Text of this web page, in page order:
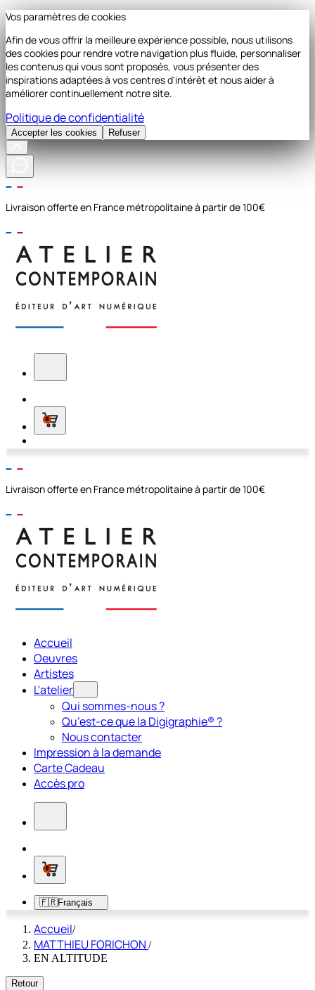
Vos paramètres de cookies
Afin de vous offrir la meilleure expérience possible, nous utilisons
des cookies pour rendre votre navigation plus fluide, personnaliser
les contenus qui vous sont proposés, vous présenter des
inspirations adaptées à vos centres d'intérêt et nous aider à
améliorer continuellement notre site.
Politique de confidentialité
Accepter les cookies Refuser
Livraison offerte en France métropolitaine à partir de 100€
0
Livraison offerte en France métropolitaine à partir de 100€
Accueil
Oeuvres
Artistes
L'atelier
Qui sommes-nous ?
Qu’est-ce que la Digigraphie® ?
Nous contacter
Impression à la demande
Carte Cadeau
Accès pro
0
🇫🇷Français
Accueil/
MATTHIEU FORICHON /
EN ALTITUDE
Retour